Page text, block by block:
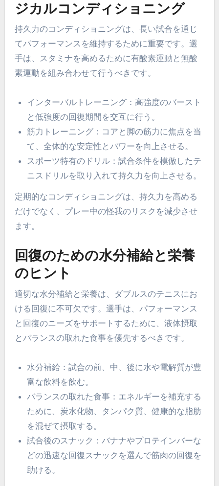
ジカルコンディショニング
持久力のコンディショニングは、長い試合を通じ
てパフォーマンスを維持するために重要です。選
手は、スタミナを高めるために有酸素運動と無酸
素運動を組み合わせて行うべきです。
インターバルトレーニング：高強度のバースト
と低強度の回復期間を交互に行う。
筋力トレーニング：コアと脚の筋力に焦点を当
て、全体的な安定性とパワーを向上させる。
スポーツ特有のドリル：試合条件を模倣したテ
ニスドリルを取り入れて持久力を向上させる。
定期的なコンディショニングは、持久力を高める
だけでなく、プレー中の怪我のリスクを減少させ
ます。
回復のための水分補給と栄養
のヒント
適切な水分補給と栄養は、ダブルスのテニスにお
ける回復に不可欠です。選手は、パフォーマンス
と回復のニーズをサポートするために、液体摂取
とバランスの取れた食事を優先するべきです。
水分補給：試合の前、中、後に水や電解質が豊
富な飲料を飲む。
バランスの取れた食事：エネルギーを補充する
ために、炭水化物、タンパク質、健康的な脂肪
を混ぜて摂取する。
試合後のスナック：バナナやプロテインバーな
どの迅速な回復スナックを選んで筋肉の回復を
助ける。